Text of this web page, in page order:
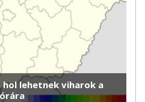
lehetnek viharok a